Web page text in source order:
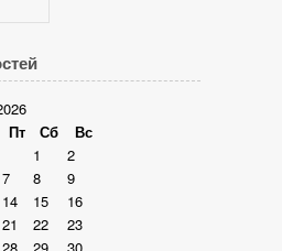
Пт Сб
Вс
1
2
7 8
9
14 15
16
21 22
23